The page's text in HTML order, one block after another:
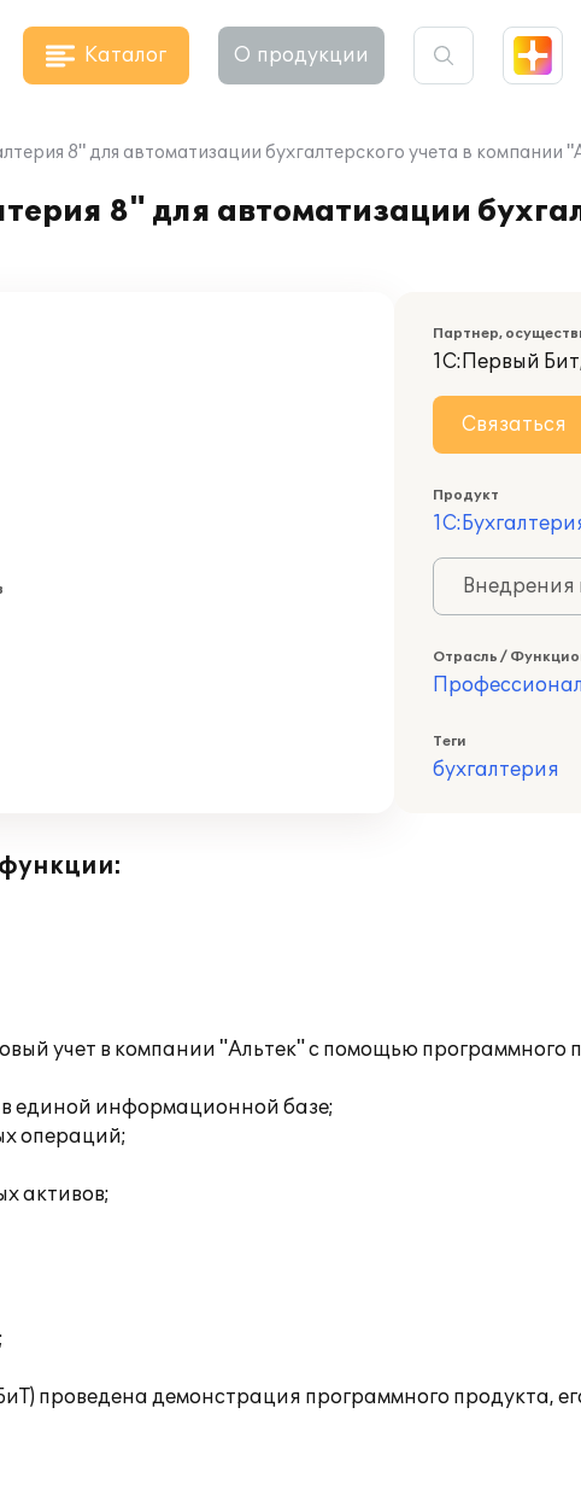
Каталог О продукции
8" для автоматизации бухгалтерского учета в компании
8" для автоматизации
Партнер,
1С:Первый
Связаться
Продукт
Внедрения
Отрасль /
Теги
бухгалтерия
учет в компании "Альтек" с помощью программного
в единой информационной базе;
операций;
активов;
проведена демонстрация программного продукта,